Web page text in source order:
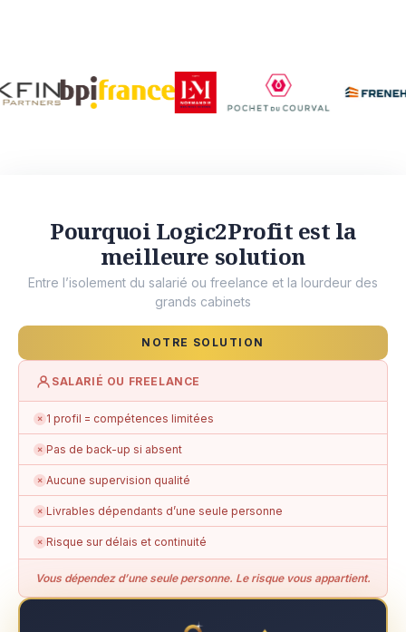
Pourquoi Logic2Profit est la
meilleure solution
Entre l’isolement du salarié ou freelance et la lourdeur des
grands cabinets
NOTRE SOLUTION
SALARIÉ OU FREELANCE
✗ 1 profil = compétences limitées
✗ Pas de back-up si absent
✗ Aucune supervision qualité
✗ Livrables dépendants d’une seule personne
✗ Risque sur délais et continuité
Vous dépendez d’une seule personne. Le risque vous appartient.